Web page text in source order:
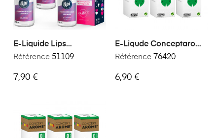
E-Liquide Lips
Framboise Bleue
Référence 51109
7,90 €
E-Liqude Conceptarome
Banane 30ml
Référence 76420
6,90 €